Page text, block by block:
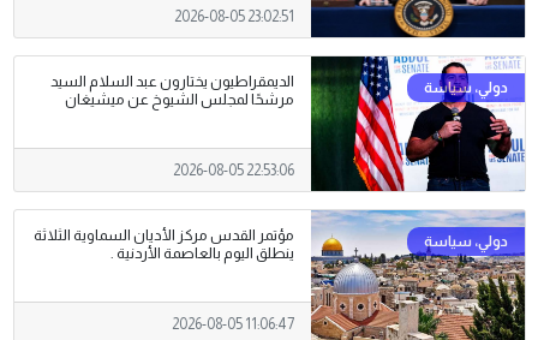
2026-08-05 23:02:51
الديمقراطيون يختارون عبد السلام السيد
مرشحًا لمجلس الشيوخ عن ميشيغان
2026-08-05 22:53:06
مؤتمر القدس مركز الأديان السماوية الثلاثة
ينطلق اليوم بالعاصمة الأردنية .
2026-08-05 11:06:47